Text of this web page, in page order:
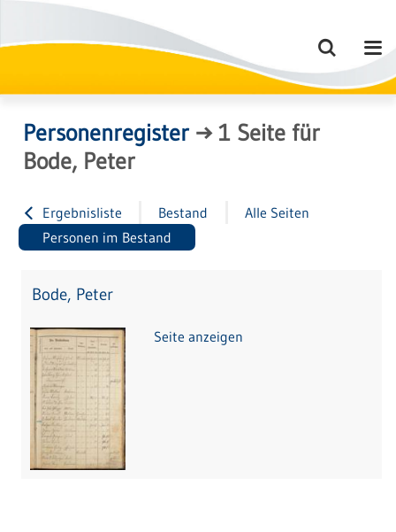
Personenregister→1 Seite für
Bode, Peter
Ergebnisliste Bestand
Alle Seiten
Personen im Bestand
Bode, Peter
Seite anzeigen